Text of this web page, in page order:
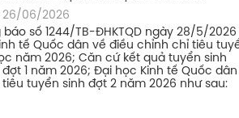
26/06/2026
số 1244/TB-ĐHKTQD ngày 28/5/2026
tế Quốc dân về điều chỉnh chỉ tiêu
năm 2026; Căn cứ kết quả tuyển sinh
1 năm 2026; Đại học Kinh tế Quốc dân
tuyển sinh đợt 2 năm 2026 như sau: